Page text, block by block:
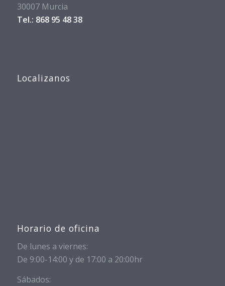
30007 Murcia
Tel.: 868 95 48 38
Localizanos
Horario de oficina
De lunes a viernes:
De 9:00-14:00 y de 17:00 a 20:00hr
Sábados: